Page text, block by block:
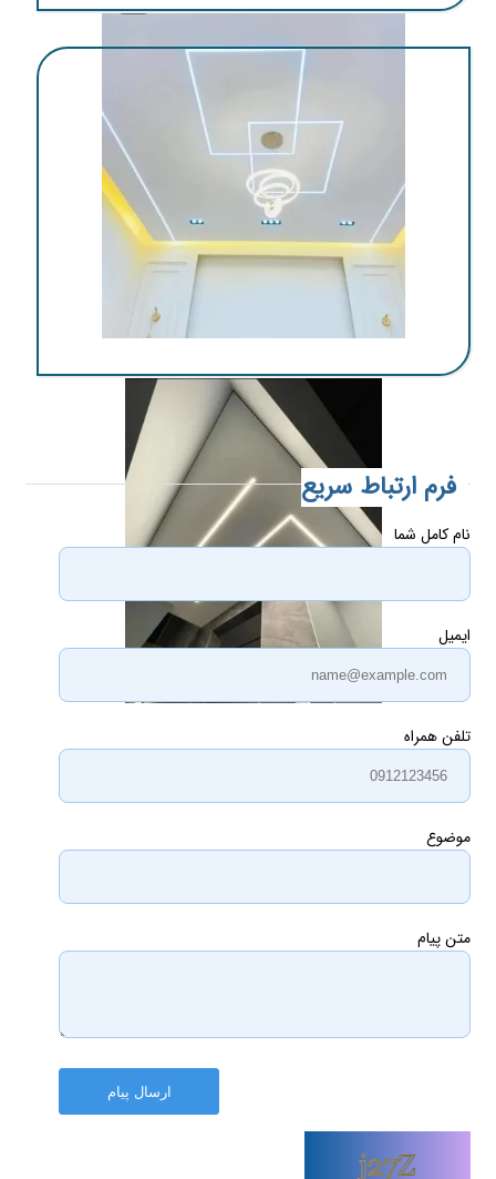
اجرای کناف در کرمان
فرم ارتباط سریع
نام کامل شما
ایمیل
تلفن همراه
موضوع
متن پیام
ارسال پیام